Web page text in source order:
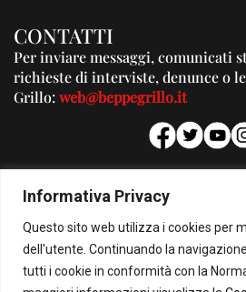
Informativa Privacy
Questo sito web utilizza i cookies per
dell'utente. Continuando la
tutti i cookie in conformità con la
CONTATTI
Per inviare messaggi, comunicati
richieste di interviste, denunce o
Grillo:web@beppegrillo.it
Per la tua